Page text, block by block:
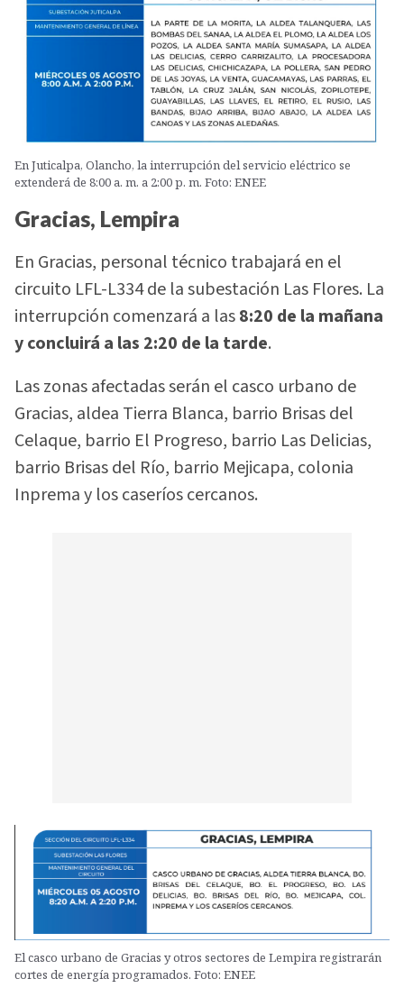
En Juticalpa, Olancho, la interrupción del servicio eléctrico se
extenderá de 8:00 a. m. a 2:00 p. m. Foto: ENEE
Gracias, Lempira
En Gracias, personal técnico trabajará en el
circuito LFL-L334 de la subestación Las Flores. La
interrupción comenzará a las8:20 de la mañana
y concluirá a las 2:20 de la tarde.
Las zonas afectadas serán el casco urbano de
Gracias, aldea Tierra Blanca, barrio Brisas del
Celaque, barrio El Progreso, barrio Las Delicias,
barrio Brisas del Río, barrio Mejicapa, colonia
Inprema y los caseríos cercanos.
El casco urbano de Gracias y otros sectores de Lempira registrarán
cortes de energía programados. Foto: ENEE